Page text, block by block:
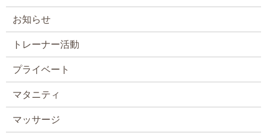
お知らせ
トレーナー活動
プライベート
マタニティ
マッサージ